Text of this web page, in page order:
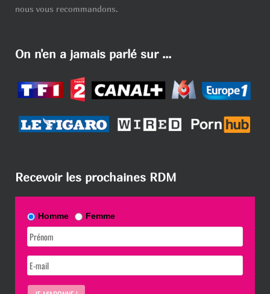
nous vous recommandons.
On n'en a jamais parlé sur ...
Recevoir les prochaines RDM
Homme Femme